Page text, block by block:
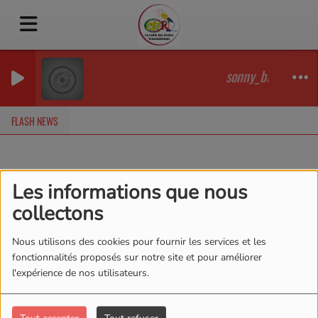
Les informations que nous
collectons
Nous utilisons des cookies pour fournir les services et les
fonctionnalités proposés sur notre site et pour améliorer
l'expérience de nos utilisateurs.
sonny_black_-
FLASH NEWS
Podcasts
Podcasts